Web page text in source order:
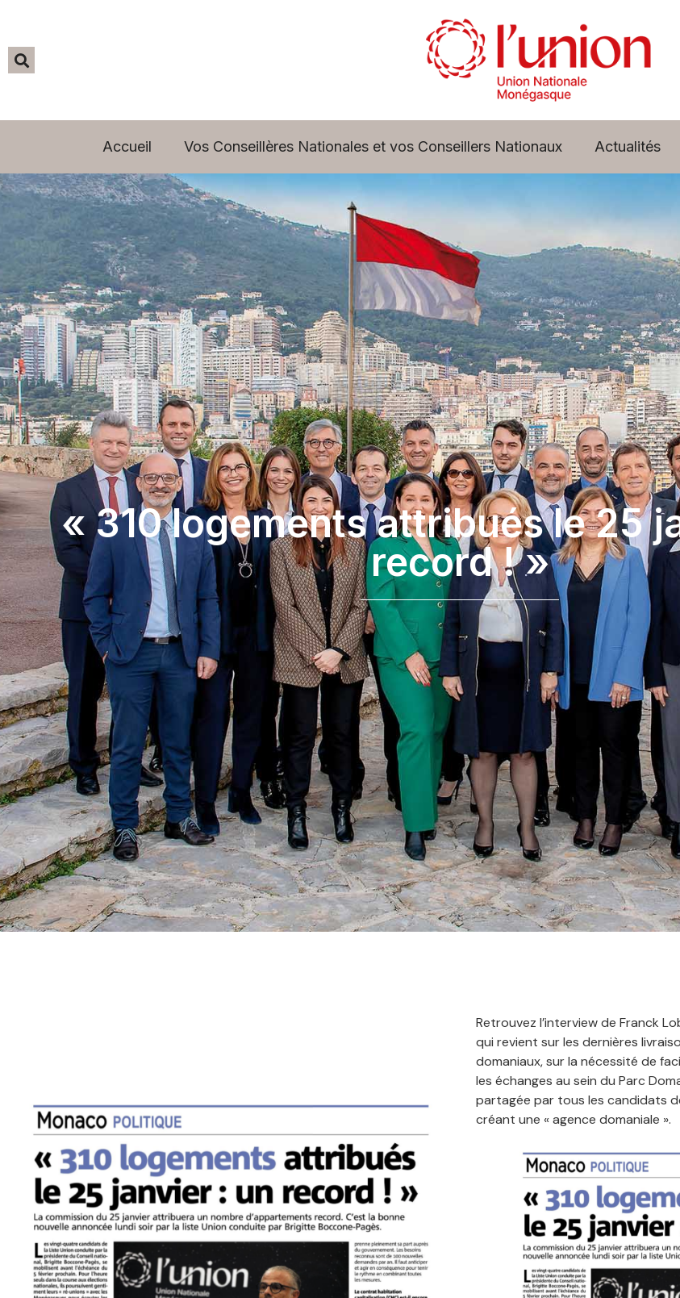
Accueil Vos Conseillères Nationales et vos Conseillers Nationaux Actualités
« 310 logements attribués le 25
record ! »
Retrouvez l’interview de Franck
qui revient sur les dernières
domaniaux, sur la nécessité de
les échanges au sein du Parc
partagée par tous les candidats
créant une « agence domaniale ».